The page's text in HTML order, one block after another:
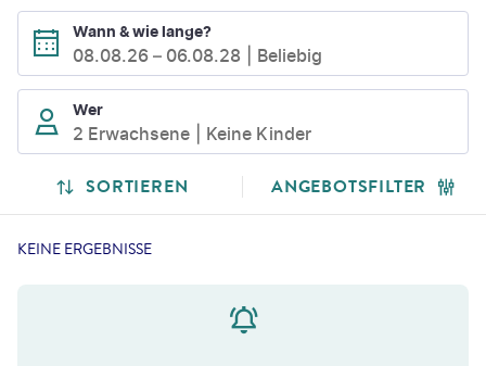
Wann & wie lange?
08.08.26 – 06.08.28 Beliebig
Wer
2 Erwachsene Keine Kinder
SORTIEREN ANGEBOTSFILTER
KEINE ERGEBNISSE